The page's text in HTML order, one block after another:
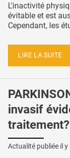
L'inactivité
évitable et est
Cependant, les
LIRE LA SUITE
invasif
traitement?
Actualité publiée il y